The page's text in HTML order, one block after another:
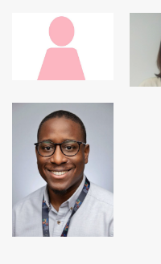
03 89 64 84